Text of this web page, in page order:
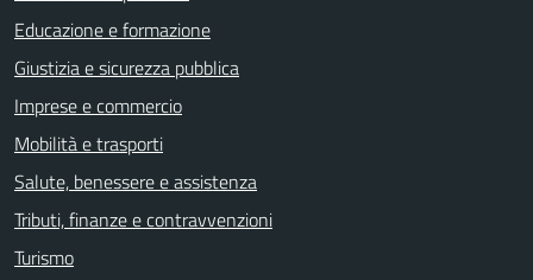
Educazione e formazione
Giustizia e sicurezza pubblica
Imprese e commercio
Mobilità e trasporti
Salute, benessere e assistenza
Tributi, finanze e contravvenzioni
Turismo